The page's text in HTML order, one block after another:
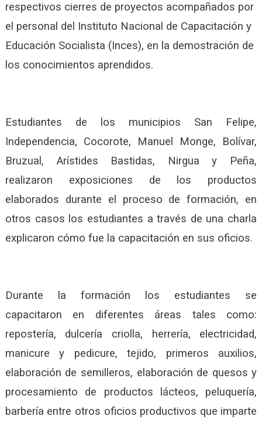
respectivos cierres de proyectos acompañados por
el personal del Instituto Nacional de Capacitación y
Educación Socialista (Inces), en la demostración de
los conocimientos aprendidos.
Estudiantes de los municipios San Felipe,
Independencia, Cocorote, Manuel Monge, Bolívar,
Bruzual, Arístides Bastidas, Nirgua y Peña,
realizaron exposiciones de los productos
elaborados durante el proceso de formación, en
otros casos los estudiantes a través de una charla
explicaron cómo fue la capacitación en sus oficios.
Durante la formación los estudiantes se
capacitaron en diferentes áreas tales como:
repostería, dulcería criolla, herrería, electricidad,
manicure y pedicure, tejido, primeros auxilios,
elaboración de semilleros, elaboración de quesos y
procesamiento de productos lácteos, peluquería,
barbería entre otros oficios productivos que imparte